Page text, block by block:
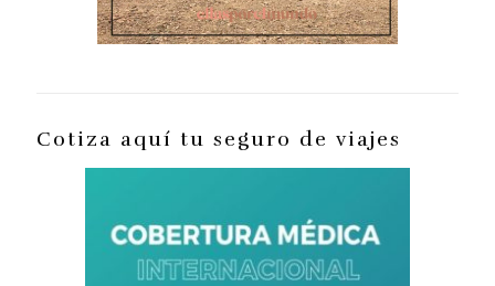
Cotiza aquí tu seguro de viajes